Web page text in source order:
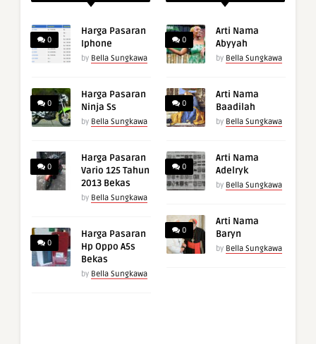
0
Harga Pasaran
Iphone
by Bella Sungkawa
0
Harga Pasaran
Ninja Ss
by Bella Sungkawa
0
Harga Pasaran
Vario 125 Tahun
2013 Bekas
by Bella Sungkawa
0
Harga Pasaran
Hp Oppo A5s
Bekas
by Bella Sungkawa
0
Arti Nama
Abyyah
by Bella Sungkawa
0
Arti Nama
Baadilah
by Bella Sungkawa
0
Arti Nama
Adelryk
by Bella Sungkawa
0
Arti Nama
Baryn
by Bella Sungkawa